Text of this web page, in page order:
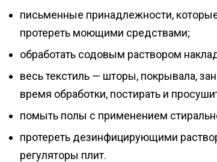
письменные принадлежности,
протереть моющими средствами;
обработать содовым раствором
весь текстиль — шторы, покрывала,
время обработки, постирать и
помыть полы с применением
протереть дезинфицирующими
регуляторы плит.